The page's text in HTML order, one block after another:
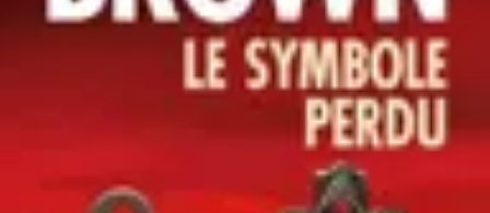
Dernier Adieu
Organisation de Funérailles OrganisationRédaction et
Organisation de la cérémonie